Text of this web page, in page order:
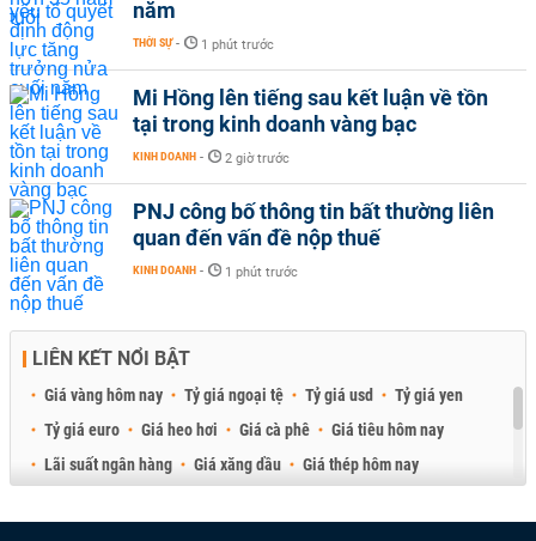
năm
THỜI SỰ - 1 phút trước
Mi Hồng lên tiếng sau kết luận về tồn
tại trong kinh doanh vàng bạc
KINH DOANH - 2 giờ trước
PNJ công bố thông tin bất thường liên
quan đến vấn đề nộp thuế
KINH DOANH - 1 phút trước
LIÊN KẾT NỔI BẬT
Giá vàng hôm nay Tỷ giá ngoại tệ Tỷ giá usd
Tỷ giá yen
Tỷ giá euro
Giá heo hơi Giá cà phê
Giá tiêu hôm nay
Lãi suất ngân hàng
Giá xăng dầu
Giá thép hôm nay